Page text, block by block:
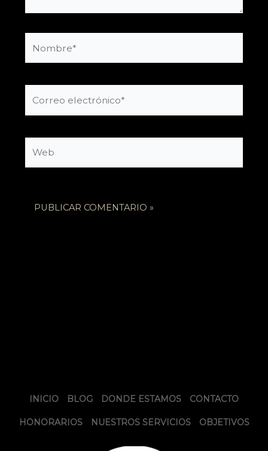
electrónico*
INICIO BLOG DONDE ESTAMOS CONTACTO
HONORARIOS NUESTROS SERVICIOS OBJETIVOS